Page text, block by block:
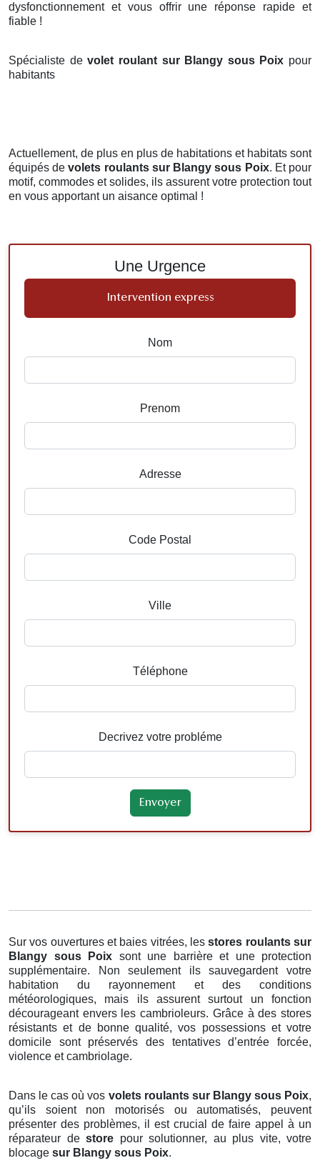
dysfonctionnement et vous offrir une réponse rapide et
fiable !
Spécialiste devolet roulant sur Blangy sous Poix pour
habitants
Actuellement, de plus en plus de habitations et habitats sont
équipés devolets roulants sur Blangy sous Poix. Et pour
motif, commodes et solides, ils assurent votre protection tout
en vous apportant un aisance optimal !
Une Urgence
Intervention express
Nom
Prenom
Adresse
Code Postal
Ville
Téléphone
Decrivez votre probléme
Sur vos ouvertures et baies vitrées, lesstores roulants sur
Blangy sous Poix sont une barrière et une protection
supplémentaire. Non seulement ils sauvegardent votre
habitation du rayonnement et des conditions
météorologiques, mais ils assurent surtout un fonction
décourageant envers les cambrioleurs. Grâce à des stores
résistants et de bonne qualité, vos possessions et votre
domicile sont préservés des tentatives d’entrée forcée,
violence et cambriolage.
Dans le cas où vos volets roulants sur Blangy sous Poix,
qu’ils soient non motorisés ou automatisés, peuvent
présenter des problèmes, il est crucial de faire appel à un
réparateur de store pour solutionner, au plus vite, votre
blocage sur Blangy sous Poix.